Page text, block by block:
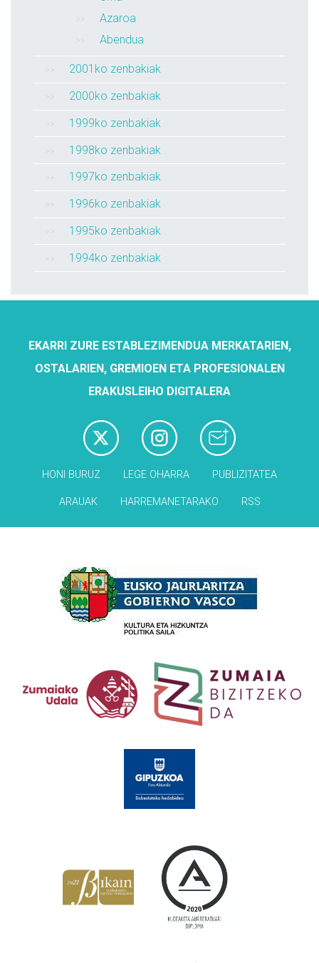
Azaroa
Abendua
2001ko zenbakiak
2000ko zenbakiak
1999ko zenbakiak
1998ko zenbakiak
1997ko zenbakiak
1996ko zenbakiak
1995ko zenbakiak
1994ko zenbakiak
EKARRI ZURE ESTABLEZIMENDUA MERKATARIEN,
OSTALARIEN, GREMIOEN ETA PROFESIONALEN
ERAKUSLEIHO DIGITALERA
HONI BURUZ LEGE OHARRA PUBLIZITATEA
ARAUAK HARREMANETARAKO RSS